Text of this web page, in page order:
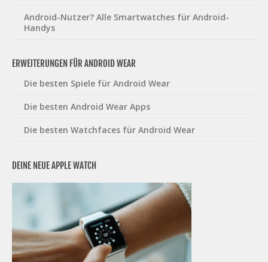
Android-Nutzer? Alle Smartwatches für Android-
Handys
ERWEITERUNGEN FÜR ANDROID WEAR
Die besten Spiele für Android Wear
Die besten Android Wear Apps
Die besten Watchfaces für Android Wear
DEINE NEUE APPLE WATCH